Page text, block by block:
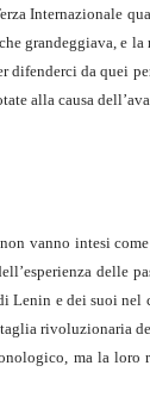
Internazionale
grandeggiava, e
difenderci da quei
alla causa
vanno intesi
delle
e dei suoi
rivoluzionaria
ma la